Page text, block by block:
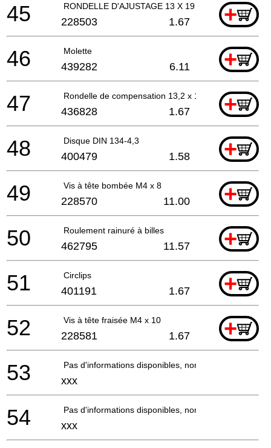
RONDELLE D'AJUSTAGE 13 X 19 X 0,5 MM
+
45 228503 1.67
Molette +
46 439282 6.11
Rondelle de compensation 13,2 x 18,8 x 0,2 mm
+
47 436828 1.67
Disque DIN 134-4,3 +
48 400479 1.58
Vis à tête bombée M4 x 8 +
49 228570 11.00
Roulement rainuré à billes +
50 462795 11.57
Circlips +
51 401191 1.67
Vis à tête fraisée M4 x 10 +
52 228581 1.67
Pas d'informations disponibles, non commandable
53 xxx
Pas d'informations disponibles, non commandable
54 xxx